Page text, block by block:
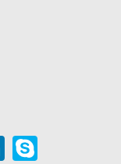
LinkedIn